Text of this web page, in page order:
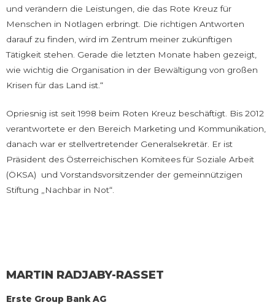
und verändern die Leistungen, die das Rote Kreuz für
Menschen in Notlagen erbringt. Die richtigen Antworten
darauf zu finden, wird im Zentrum meiner zukünftigen
Tätigkeit stehen. Gerade die letzten Monate haben gezeigt,
wie wichtig die Organisation in der Bewältigung von großen
Krisen für das Land ist.“
Opriesnig ist seit 1998 beim Roten Kreuz beschäftigt. Bis 2012
verantwortete er den Bereich Marketing und Kommunikation,
danach war er stellvertretender Generalsekretär. Er ist
Präsident des Österreichischen Komitees für Soziale Arbeit
(ÖKSA) und Vorstandsvorsitzender der gemeinnützigen
Stiftung „Nachbar in Not“.
MARTIN RADJABY-RASSET
Erste Group Bank AG